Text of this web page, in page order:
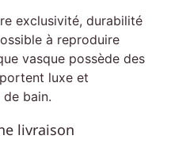
exclusivité, durabilité
à reproduire
vasque possède des
luxe et
bain.
livraison